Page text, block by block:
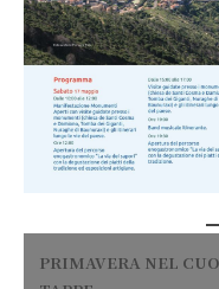
PRIMAVERA NEL